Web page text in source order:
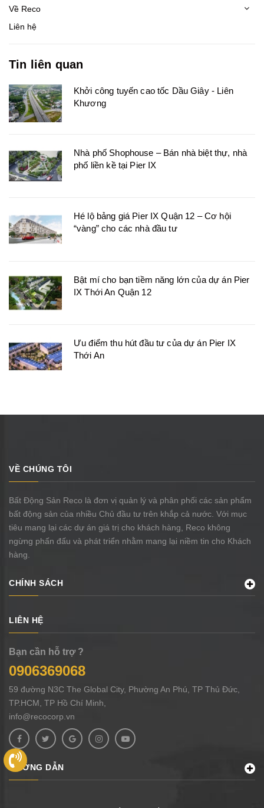
Về Reco
Liên hệ
Tin liên quan
Khởi công tuyến cao tốc Dầu Giây - Liên
Khương
Nhà phố Shophouse – Bán nhà biệt thự, nhà
phố liền kề tại Pier IX
Hé lộ bảng giá Pier IX Quận 12 – Cơ hội
“vàng” cho các nhà đầu tư
Bật mí cho bạn tiềm năng lớn của dự án Pier
IX Thới An Quận 12
Ưu điểm thu hút đầu tư của dự án Pier IX
Thới An
VỀ CHÚNG TÔI
Bất Động Sản Reco là đơn vị quản lý và phân phối các sản phẩm
bất động sản của nhiều Chủ đầu tư trên khắp cả nước. Với mục
tiêu mang lại các dự án giá trị cho khách hàng, Reco không
ngừng phấn đấu và phát triển nhằm mang lại niềm tin cho Khách
hàng.
CHÍNH SÁCH
LIÊN HỆ
Bạn cần hỗ trợ ?
0906369068
59 đường N3C The Global City, Phường An Phú, TP Thủ Đức,
TP.HCM, TP Hồ Chí Minh,
info@recocorp.vn
HƯỚNG DẪN